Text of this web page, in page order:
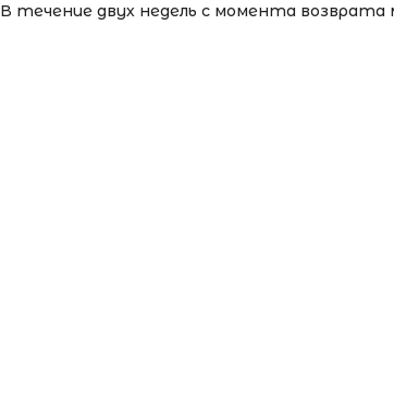
В течение двух недель с момента